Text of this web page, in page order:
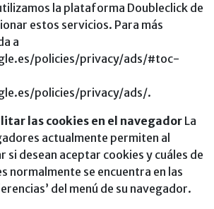
la plataforma Doubleclick de
estos servicios. Para más
a
policies/privacy/ads/#toc-
policies/privacy/ads/.
las cookies en el navegador La
actualmente permiten al
si desean aceptar cookies y cuáles de
normalmente se encuentra en las
del menú de su navegador.